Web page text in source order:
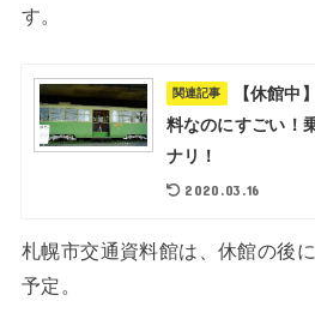
す。
関連記事
【休館中
料なのにすごい！
ナリ！
2020.03.16
札幌市交通資料館は、休館の後
予定。